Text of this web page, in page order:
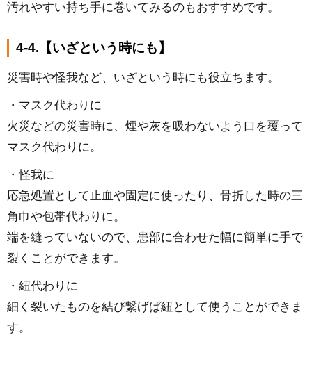
汚れやすい持ち手に巻いてみるのもおすすめです。
4-4.【いざという時にも】
災害時や怪我など、いざという時にも役立ちます。
・マスク代わりに
火災などの災害時に、煙や灰を吸わないよう口を覆って
マスク代わりに。
・怪我に
応急処置として止血や固定に使ったり、骨折した時の三
角巾や包帯代わりに。
端を縫っていないので、患部に合わせた幅に簡単に手で
裂くことができます。
・紐代わりに
細く裂いたものを結び繋げば紐として使うことができま
す。